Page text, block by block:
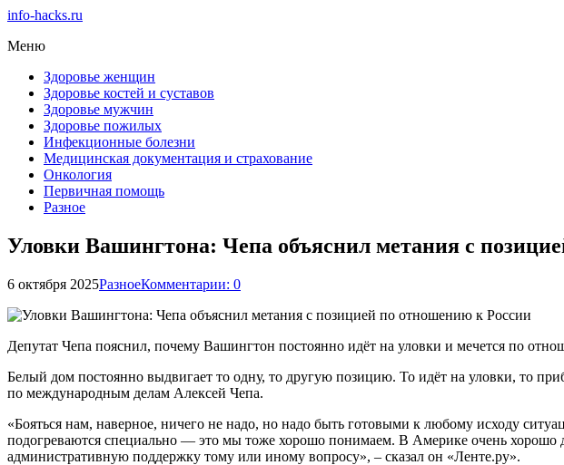
info-hacks.ru
Меню
Здоровье женщин
Здоровье костей и суставов
Здоровье мужчин
Здоровье пожилых
Инфекционные болезни
Медицинская документация и страхование
Онкология
Первичная помощь
Разное
Уловки Вашингтона: Чепа объяснил метания с
6 октября 2025РазноеКомментарии: 0
Депутат Чепа пояснил, почему Вашингтон постоянно идёт на уловки и мечется по
Белый дом постоянно выдвигает то одну, то другую позицию. То идёт на уловки, то
по международным делам Алексей Чепа.
«Бояться нам, наверное, ничего не надо, но надо быть готовыми к любому исходу
подогреваются специально — это мы тоже хорошо понимаем. В Америке очень хорошо
административную поддержку тому или иному вопросу», – сказал он «Ленте.ру».